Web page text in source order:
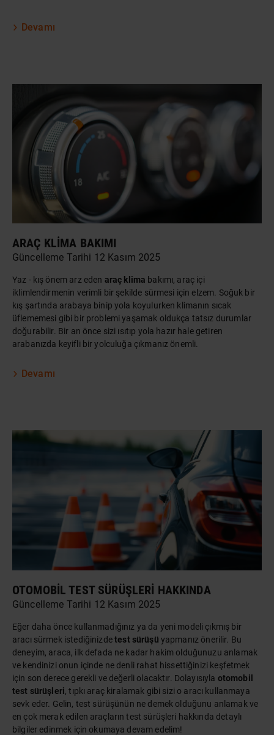
Devamı
ARAÇ KLIMA BAKIMI
Güncelleme Tarihi 12 Kasım 2025
Yaz - kış önem arz eden araç klima bakımı, araç içi
iklimlendirmenin verimli bir şekilde sürmesi için elzem. Soğuk bir
kış şartında arabaya binip yola koyulurken klimanın sıcak
üflememesi gibi bir problemi yaşamak oldukça tatsız durumlar
doğurabilir. Bir an önce sizi ısıtıp yola hazır hale getiren
arabanızda keyifli bir yolculuğa çıkmanız önemli.
Devamı
OTOMOBIL TEST SÜRÜŞLERI HAKKINDA
Güncelleme Tarihi 12 Kasım 2025
Eğer daha önce kullanmadığınız ya da yeni modeli çıkmış bir
aracı sürmek istediğinizdetest sürüşü yapmanız önerilir. Bu
deneyim, araca, ilk defada ne kadar hakim olduğunuzu anlamak
ve kendinizi onun içinde ne denli rahat hissettiğinizi keşfetmek
için son derece gerekli ve değerli olacaktır. Dolayısıyla otomobil
test sürüşleri, tıpkı araç kiralamak gibi sizi o aracı kullanmaya
sevk eder. Gelin, test sürüşünün ne demek olduğunu anlamak ve
en çok merak edilen araçların test sürüşleri hakkında detaylı
bilgiler edinmek için okumaya devam edelim!